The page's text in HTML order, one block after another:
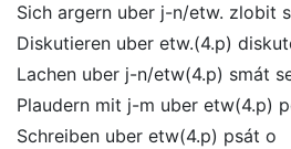
Sich argern uber j-n/etw. zlobit
Diskutieren uber etw.(4.p)
Lachen uber j-n/etw(4.p) smát
Plaudern mit j-m uber etw(4.p)
Schreiben uber etw(4.p) psát o